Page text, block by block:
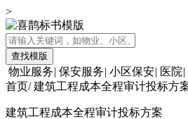
>
查找模版
物业服务| 保安服务| 小区保安| 医院|
首页/ 建筑工程成本全程审计投标方
建筑工程成本全程审计投标方案